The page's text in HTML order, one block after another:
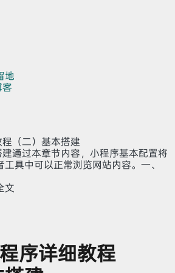
地
客
（二）基本搭建
通过本章节内容，小程序基本配置将
具中可以正常浏览网站内容。一、
文
序详细教程